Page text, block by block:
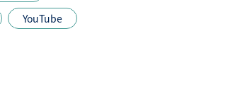
YouTube